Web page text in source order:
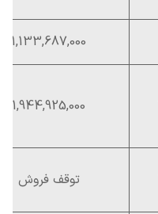
1,133,687,000
1,944,925,000
توقف فروش